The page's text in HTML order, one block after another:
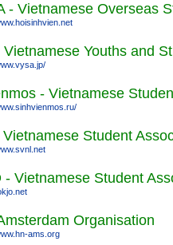
- Vietnamese Overseas
Vietnamese Youths and
- Vietnamese
Vietnamese Student
- Vietnamese Student
Organisation
ams.org